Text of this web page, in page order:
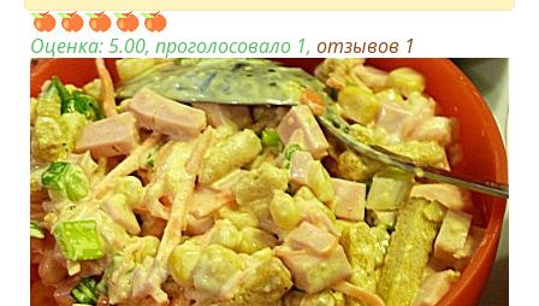
Оценка:5.00, проголосовало 1, отзывов 1